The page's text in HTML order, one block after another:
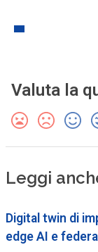
Valuta la
Leggi
Digital twin di
edge AI e